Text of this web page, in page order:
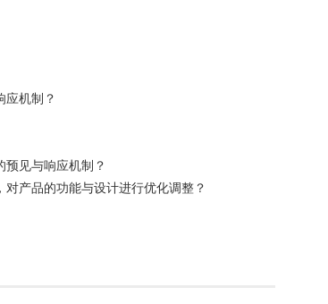
应机制？
见与响应机制？
产品的功能与设计进行优化调整？